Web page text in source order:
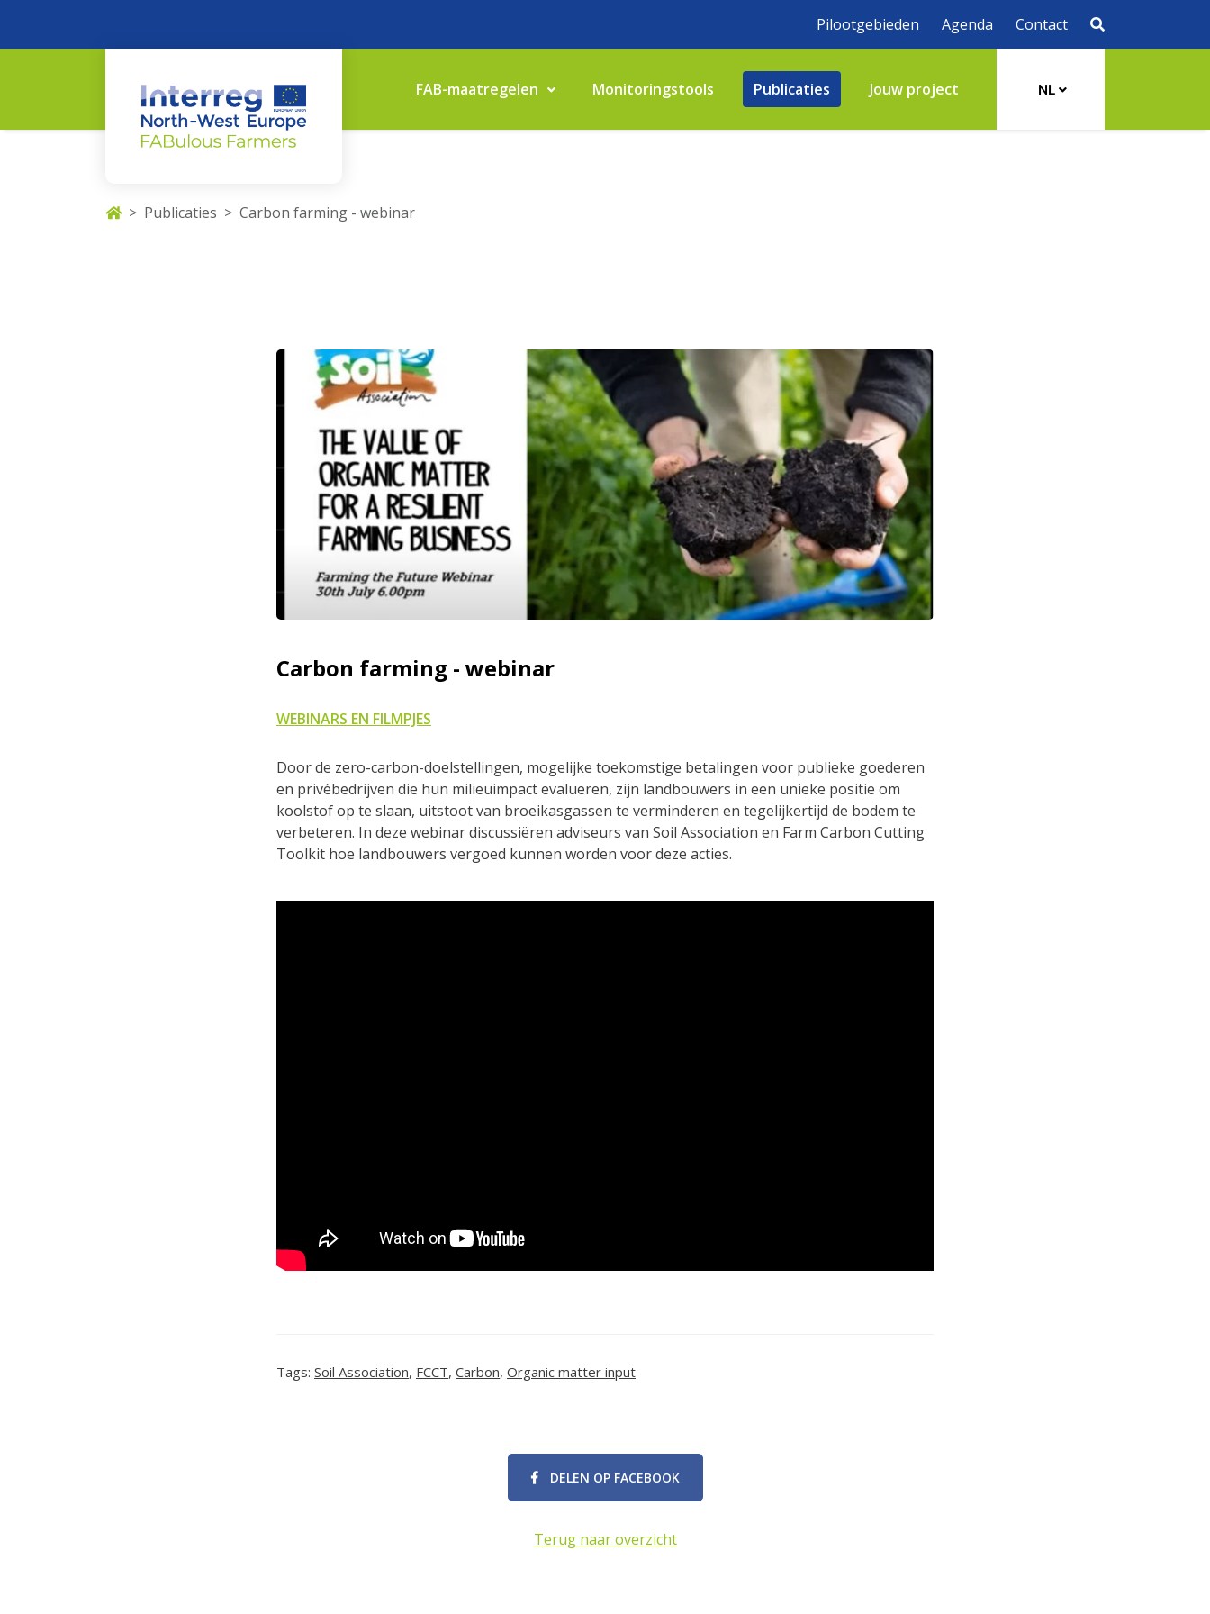
Pilootgebieden Agenda Contact
FAB-maatregelen Monitoringstools Publicaties Jouw project NL
Publicaties Carbon farming - webinar
Carbon farming - webinar
WEBINARS EN FILMPJES
Door de zero-carbon-doelstellingen, mogelijke toekomstige betalingen voor publieke goederen
en privébedrijven die hun milieuimpact evalueren, zijn landbouwers in een unieke positie om
koolstof op te slaan, uitstoot van broeikasgassen te verminderen en tegelijkertijd de bodem te
verbeteren. In deze webinar discussiëren adviseurs van Soil Association en Farm Carbon Cutting
Toolkit hoe landbouwers vergoed kunnen worden voor deze acties.
Tags: Soil Association, FCCT, Carbon, Organic matter input
DELEN OP FACEBOOK
Terug naar overzicht